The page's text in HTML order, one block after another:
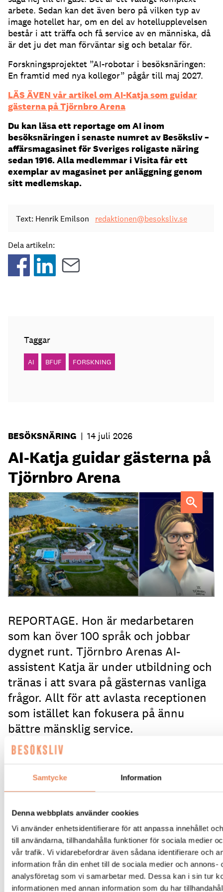
Samtycke Information
Denna webbplats använder cookies
Vi använder enhetsidentifierare för att anpassa innehållet
till användarna, tillhandahålla funktioner för sociala medier
vår trafik. Vi vidarebefordrar även sådana identifierare och
information från din enhet till de sociala medier och annons-
analysföretag som vi samarbetar med. Dessa kan i sin tur
informationen med annan information som du har
arbete. Sedan kan det även bero på vilken typ av
image hotellet har, om en del av hotellupplevelsen
består i att träffa och få service av en människa, då
är det ju det man förväntar sig och betalar för.
Forskningsprojektet ”AI-robotar i besöksnäringen:
En framtid med nya kollegor” pågår till maj 2027.
LÄS ÄVEN vår artikel om AI-Katja som guidar
gästerna på Tjörnbro Arena
Du kan läsa ett reportage om AI inom
besöksnäringen i senaste numret av Besöksliv –
affärsmagasinet för Sveriges roligaste näring
sedan 1916. Alla medlemmar i Visita får ett
exemplar av magasinet per anläggning genom
sitt medlemskap.
Text: Henrik Emilson redaktionen@besoksliv.se
Dela artikeln:
Taggar
AI BFUF FORSKNING
BESÖKSNÄRING | 14 juli 2026
AI-Katja guidar gästerna på
Tjörnbro Arena
AI-medarbetaren Katja tillträdde i tjänst i april.
REPORTAGE. Hon är medarbetaren
som kan över 100 språk och jobbar
dygnet runt. Tjörnbro Arenas AI-
assistent Katja är under utbildning och
tränas i att svara på gästernas vanliga
frågor. Allt för att avlasta receptionen
som istället kan fokusera på ännu
bättre mänsklig service.
Du anländer med familjen mitt i natten till Tjörnbro
släckt.Du tar fram mobilen för att kolla
öppettiderna och möts av Katja på skärmen som
att ha frågat om ”incheckning” är hon snart igång
och guidar dig till rätt hotellägenhet och talar om
var du hittar nyckeln innan du hinner fråga hur du
slår på elen.
Katja är Tjörnbro Arenas AI-medarbetare som
gäster når via hemsidan eller QR-koder på området.
Hon kan allt om anläggningen vid Tjörnbrons fot,